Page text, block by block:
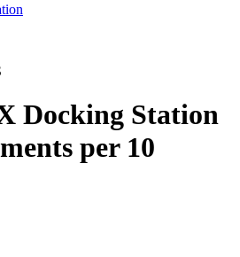
Docking Station
per 10